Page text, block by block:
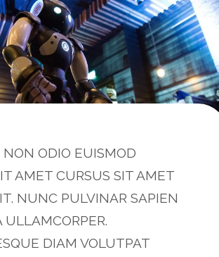
NON ODIO EUISMOD
AMET CURSUS SIT AMET
NUNC PULVINAR SAPIEN
ULLAMCORPER.
DIAM VOLUTPAT